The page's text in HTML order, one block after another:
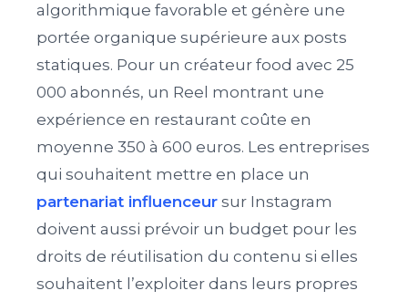
algorithmique favorable et génère une
portée organique supérieure aux posts
statiques. Pour un créateur food avec 25
000 abonnés, un Reel montrant une
expérience en restaurant coûte en
moyenne 350 à 600 euros. Les entreprises
qui souhaitent mettre en place un
partenariat influenceur sur Instagram
doivent aussi prévoir un budget pour les
droits de réutilisation du contenu si elles
souhaitent l’exploiter dans leurs propres